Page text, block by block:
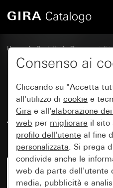
Home Prodotti Programmi di
Comando a interruttore e a
Interruttore
A 250 V~
1 polo con
Consenso ai
Cliccando su "Accetta
all'utilizzo di cookie e
Gira e all'elaborazione dei
web per migliorare il sito
profilo dell'utente al fine
personalizzata. Si prega
condivide anche le
web da parte dell'utente
media, pubblicità e